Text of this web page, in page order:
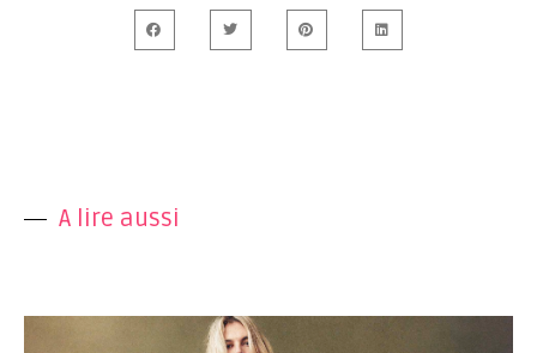
A lire aussi